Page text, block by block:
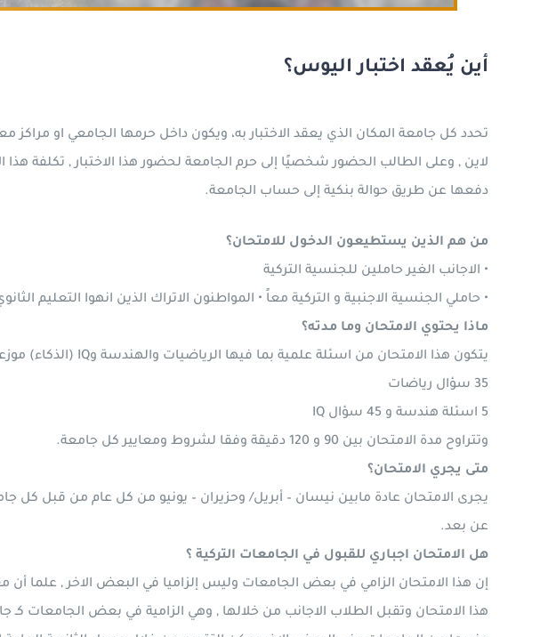
أين يُعقد اختبار اليوس؟
تحدد كل جامعة المكان الذي يعقد الاختبار به، ويكون داخل حرمها الجامعي او
لاين , وعلى الطالب الحضور شخصيًا إلى حرم الجامعة لحضور هذا الاختبار , تكلفة هذا
دفعها عن طريق حوالة بنكية إلى حساب الجامعة.
من هم الذين يستطيعون الدخول للامتحان؟
• الاجانب الغير حاملين للجنسية التركية
• حاملي الجنسية الاجنبية و التركية معاً • المواطنون الاتراك الذين انهوا التعليم
ماذا يحتوي الامتحان وما مدته؟
يتكون هذا الامتحان من اسئلة علمية بما فيها الرياضيات والهندسة وIQ (الذكاء) موزعة على الشكل التالي
35 سؤال رياضات
5 اسئلة هندسة و 45 سؤال IQ
وتتراوح مدة الامتحان بين 90 و 120 دقيقة وفقا لشروط ومعايير كل جامعة.
متى يجري الامتحان؟
يجرى الامتحان عادة مابين نيسان – أبريل/ وحزيران – يونيو من كل عام من قبل كل
عن بعد.
هل الامتحان اجباري للقبول في الجامعات التركية ؟
إن هذا الامتحان الزامي في بعض الجامعات وليس إلزاميا في البعض الاخر , علما أن
هذا الامتحان وتقبل الطلاب الاجانب من خلالها , وهي الزامية في بعض الجامعات